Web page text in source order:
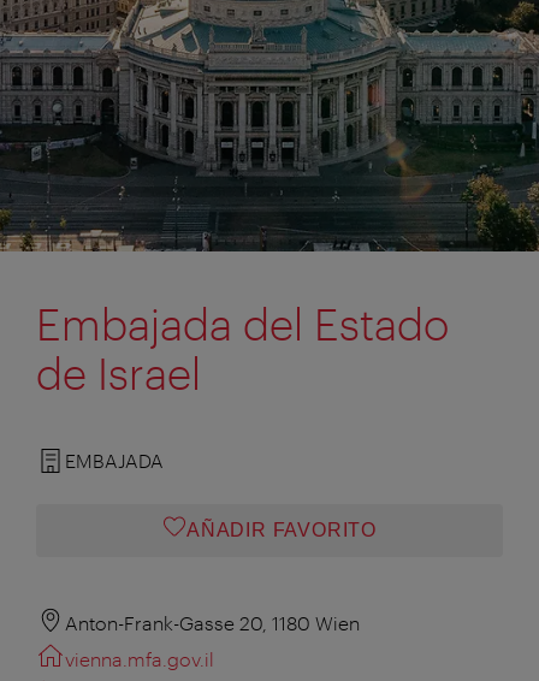
Embajada del Estado
de Israel
EMBAJADA
AÑADIR FAVORITO
Anton-Frank-Gasse 20, 1180 Wien
vienna.mfa.gov.il